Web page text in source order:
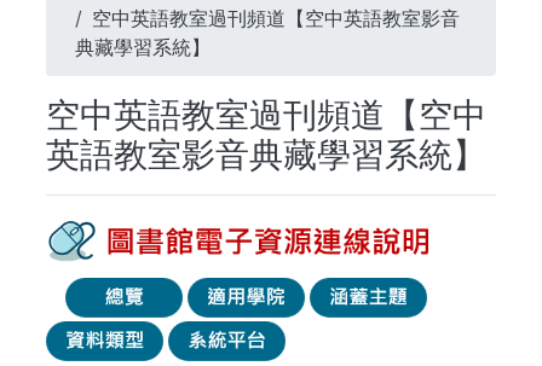
航
連
結
空中英語教室過刊頻道【空中英語教室影音
典藏學習系統】
空中英語教室過刊頻道【空中
英語教室影音典藏學習系統】